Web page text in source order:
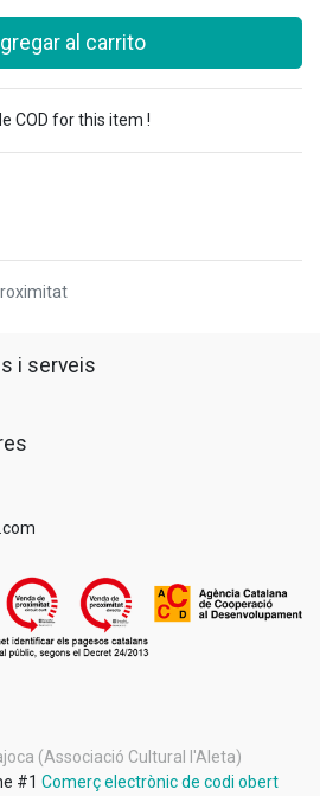
al carrito
COD for this item !
i serveis
(Associació Cultural l'Aleta)
#1Comerç electrònic de codi obert